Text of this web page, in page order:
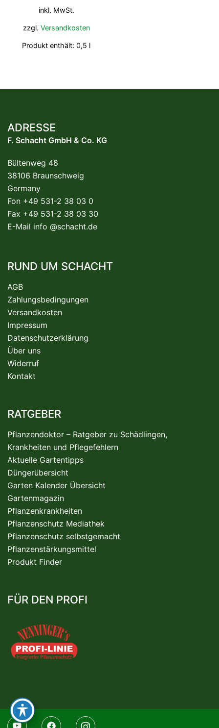
inkl. MwSt.
zzgl. Versandkosten
Produkt enthält: 0,5 l
ADRESSE
F. Schacht GmbH & Co. KG
Bültenweg 48
38106 Braunschweig
Germany
Fon +49 531-2 38 03 0
Fax +49 531-2 38 03 30
E-Mail info @schacht.de
RUND UM SCHACHT
AGB
Zahlungsbedingungen
Versandkosten
Impressum
Datenschutzerklärung
Über uns
Widerruf
Kontakt
RATGEBER
Pflanzendoktor – Ratgeber zu Schädlingen,
Krankheiten und Pflegefehlern
Aktuelle Gartentipps
Düngerübersicht
Garten Kalender Übersicht
Gartenmagazin
Pflanzenkrankheiten
Pflanzenschutz Mediathek
Pflanzenschutz selbstgemacht
Pflanzenstärkungsmittel
Produkt Finder
FÜR DEN PROFI